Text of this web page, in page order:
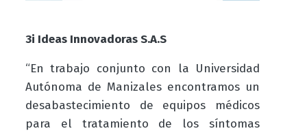
3i Ideas Innovadoras S.A.S
“En trabajo conjunto con la Universidad
Autónoma de Manizales encontramos un
desabastecimiento de equipos médicos
para el tratamiento de los síntomas